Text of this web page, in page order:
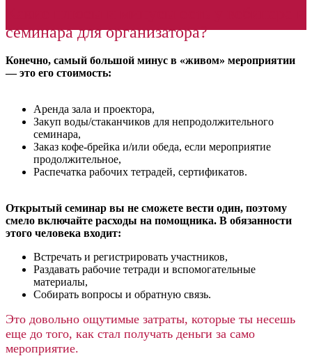
семинара для организатора?
Конечно, самый большой минус в «живом» мероприятии
— это его стоимость:
Аренда зала и проектора,
Закуп воды/стаканчиков для непродолжительного
семинара,
Заказ кофе-брейка и/или обеда, если мероприятие
продолжительное,
Распечатка рабочих тетрадей, сертификатов.
Открытый семинар вы не сможете вести один, поэтому
смело включайте расходы на помощника. В обязанности
этого человека входит:
Встречать и регистрировать участников,
Раздавать рабочие тетради и вспомогательные
материалы,
Собирать вопросы и обратную связь.
Это довольно ощутимые затраты, которые ты несешь
еще до того, как стал получать деньги за само
мероприятие.